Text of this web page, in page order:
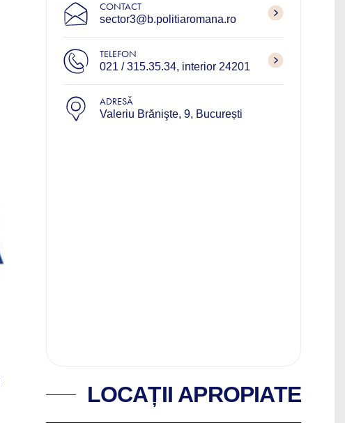
CONTACT
sector3@b.politiaromana.ro
TELEFON
021 / 315.35.34, interior 24201
ADRESĂ
Valeriu Brănişte, 9, București
LOCAȚII APROPIATE